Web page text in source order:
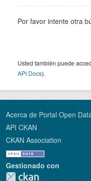
Por favor intente otra
Usted también puede
API Docs).
Acerca de Portal Open
API CKAN
CKAN Association
Gestionado con